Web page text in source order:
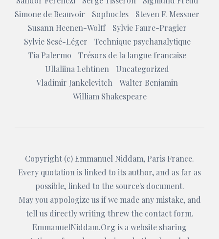
Simone de Beauvoir
Sophocles
Steven F. Messner
Susann Heenen-Wolff
Sylvie Faure-Pragier
Sylvie Sesé-Léger
Technique psychanalytique
Tia Palermo
Trésors de la langue francaise
Ullaliina Lehtinen
Uncategorized
Vladimir Jankelevitch
Walter Benjamin
William Shakespeare
Copyright (c) Emmanuel Niddam, Paris France.
Every quotation is linked to its author, and as far as
possible, linked to the source's document.
May you appologize us if we made any mistake, and
tell us directly writing threw the contact form.
EmmanuelNiddam.Org is a website sharing